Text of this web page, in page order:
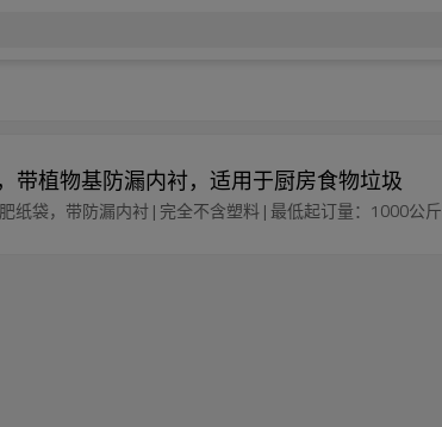
带植物基防漏内衬，适用于厨房食物垃圾
纸袋，带防漏内衬 | 完全不含塑料 | 最低起订量：1000公斤